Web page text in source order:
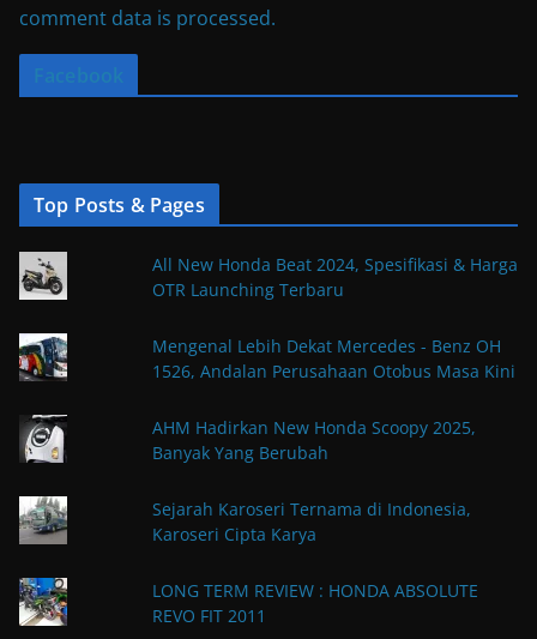
comment data is processed.
Facebook
Top Posts & Pages
All New Honda Beat 2024, Spesifikasi & Harga
OTR Launching Terbaru
Mengenal Lebih Dekat Mercedes - Benz OH
1526, Andalan Perusahaan Otobus Masa Kini
AHM Hadirkan New Honda Scoopy 2025,
Banyak Yang Berubah
Sejarah Karoseri Ternama di Indonesia,
Karoseri Cipta Karya
LONG TERM REVIEW : HONDA ABSOLUTE
REVO FIT 2011